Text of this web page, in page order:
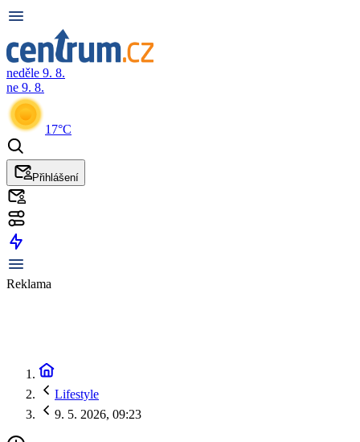
neděle 9. 8.
ne 9. 8.
17°C
Přihlášení
Reklama
Lifestyle
9. 5. 2026, 09:23